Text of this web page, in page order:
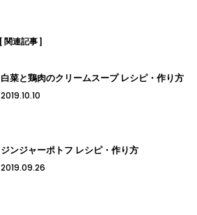
[ 関連記事 ]
白菜と鶏肉のクリームスープ レシピ・作り方
2019.10.10
ジンジャーポトフ レシピ・作り方
2019.09.26